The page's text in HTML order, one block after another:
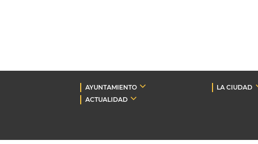
AYUNTAMIENTO LA CIUDAD
ACTUALIDAD